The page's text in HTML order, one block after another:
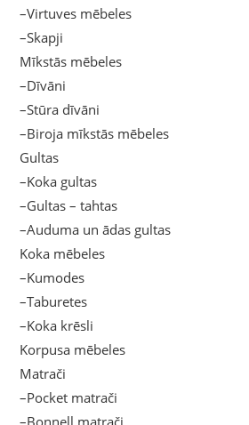
–Virtuves mēbeles
–Skapji
Mīkstās mēbeles
–Dīvāni
–Stūra dīvāni
–Biroja mīkstās mēbeles
Gultas
–Koka gultas
–Gultas – tahtas
–Auduma un ādas gultas
Koka mēbeles
–Kumodes
–Taburetes
–Koka krēsli
Korpusa mēbeles
Matrači
–Pocket matrači